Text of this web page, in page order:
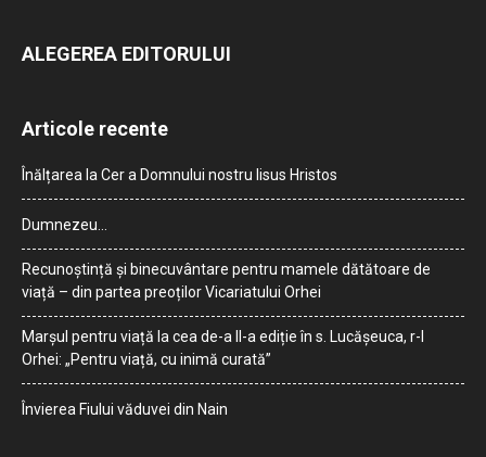
ALEGEREA EDITORULUI
Articole recente
Înălțarea la Cer a Domnului nostru Iisus Hristos
Dumnezeu…
Recunoștință și binecuvântare pentru mamele dătătoare de
viață – din partea preoților Vicariatului Orhei
Marșul pentru viață la cea de-a II-a ediție în s. Lucășeuca, r-l
Orhei: „Pentru viață, cu inimă curată”
Învierea Fiului văduvei din Nain